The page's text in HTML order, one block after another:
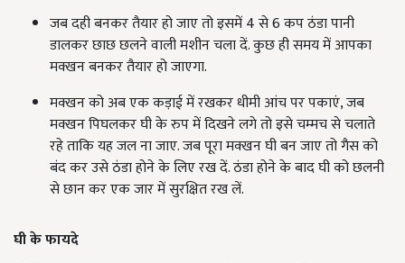
जब दही बनकर तैयार हो जाए तो इसमें 4 से 6 कप ठंडा पानी
डालकर छाछ छलने वाली मशीन चला दें. कुछ ही समय में आपका
मक्खन बनकर तैयार हो जाएगा.
मक्खन को अब एक कड़ाई में रखकर धीमी आंच पर पकाएं, जब
मक्खन पिघलकर घी के रुप में दिखने लगे तो इसे चम्मच से चलाते
रहे ताकि यह जल ना जाए. जब पूरा मक्खन घी बन जाए तो गैस को
बंद कर उसे ठंडा होने के लिए रख दें. ठंडा होने के बाद घी को छलनी
से छान कर एक जार में सुरक्षित रख लें.
घी के फायदे